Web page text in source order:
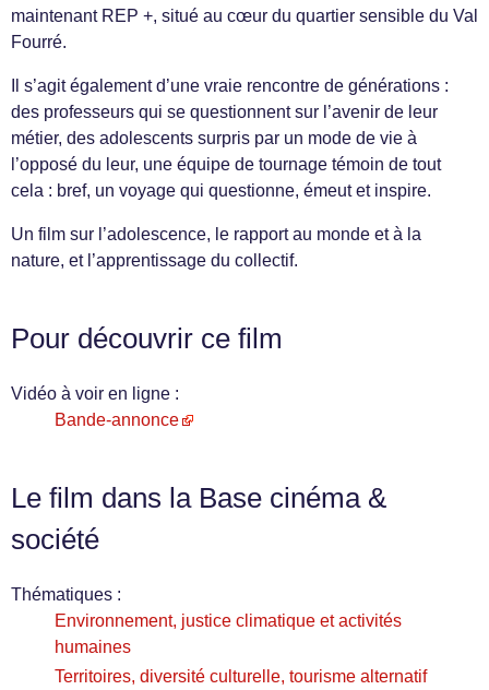
maintenant REP +, situé au cœur du quartier sensible du Val
Fourré.
Il s’agit également d’une vraie rencontre de générations :
des professeurs qui se questionnent sur l’avenir de leur
métier, des adolescents surpris par un mode de vie à
l’opposé du leur, une équipe de tournage témoin de tout
cela : bref, un voyage qui questionne, émeut et inspire.
Un film sur l’adolescence, le rapport au monde et à la
nature, et l’apprentissage du collectif.
Pour découvrir ce film
Vidéo à voir en ligne :
Bande-annonce
Le film dans la Base cinéma &
société
Thématiques :
Environnement, justice climatique et activités
humaines
Territoires, diversité culturelle, tourisme alternatif